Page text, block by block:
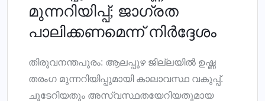
മുന്നറിയിപ്പ്; ജാഗ്രത
പാലിക്കണമെന്ന് നിര്‍ദ്ദേശം
തിരുവനന്തപുരം: ആലപ്പുഴ ജില്ലയില്‍ ഉഷ്ണ
തരംഗ മുന്നറിയിപ്പുമായി കാലാവസ്ഥ വകുപ്പ്.
ചൂടേറിയതും അസ്വസ്ഥതയേറിയതുമായ